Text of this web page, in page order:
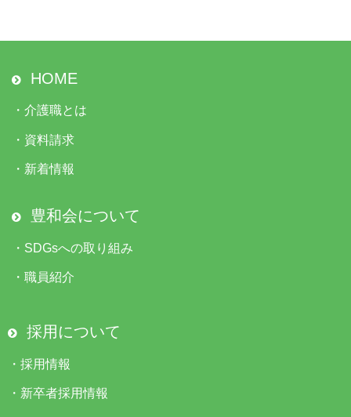
HOME
・ 介護職とは
・ 資料請求
・ 新着情報
豊和会について
・ SDGsへの取り組み
・ 職員紹介
採用について
・ 採用情報
・ 新卒者採用情報